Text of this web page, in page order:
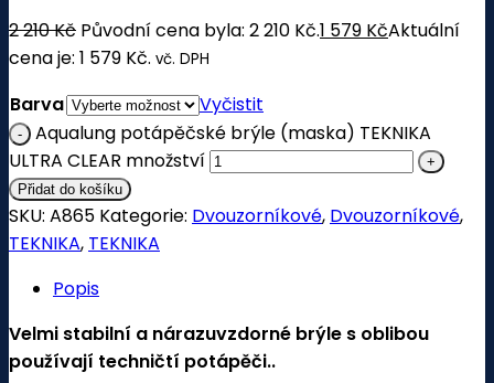
2 210Kč Původní cena byla: 2 210 Kč.1 579 KčAktuální
cena je: 1 579 Kč. vč. DPH
Barva
Vyčistit
Aqualung potápěčské brýle (maska) TEKNIKA
ULTRA CLEAR množství
Přidat do košíku
SKU: A865 Kategorie: Dvouzorníkové, Dvouzorníkové,
TEKNIKA, TEKNIKA
Popis
Velmi stabilní a nárazuvzdorné brýle s oblibou
používají techničtí potápěči..